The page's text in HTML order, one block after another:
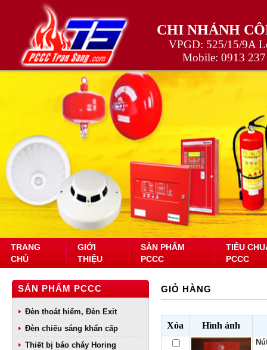
CHI NHÁNH
VPGD: 525/15/9A
Mobile: 0913
TRANG
CHỦ
GIỚI
THIỆU
SẢN PHẨM
PCCC
TIÊU
PCCC
SẢN PHẨM PCCC
Đèn thoát hiểm, Đèn Exit
Đèn chiếu sáng khẩn cấp
Thiết bị báo cháy Horing
GIỎ HÀNG
Xóa Hình ảnh